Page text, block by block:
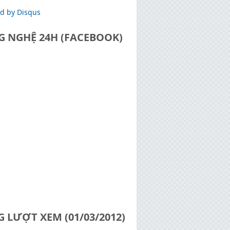
by Disqus
NGHỆ 24H (FACEBOOK)
LƯỢT XEM (01/03/2012)